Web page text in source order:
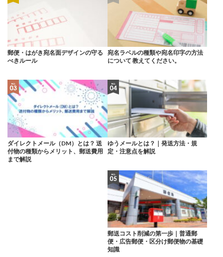
郵便・はがき宛名面デザインの守る
べきルール
宛名ラベルの種類や宛名印字の方法
について 教えてください。
ダイレクトメール（DM）とは？ 送
付物の種類からメリット、郵送費用
まで解説
ゆうメールとは？｜発送方法・規
定・注意点を解説
郵送コスト削減の第一歩｜普通郵
便・広告郵便・区分け郵便物の基礎
知識